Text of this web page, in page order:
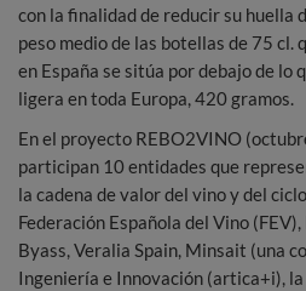
con la finalidad de reducir su huella
peso medio de las botellas de 75 cl.
en España se sitúa por debajo de lo
ligera en toda Europa, 420 gramos.
En el proyecto REBO2VINO
participan 10 entidades que
la cadena de valor del vino y del
Federación Española del Vino
Byass, Veralia Spain, Minsait (una
Ingeniería e Innovación (artica+i),